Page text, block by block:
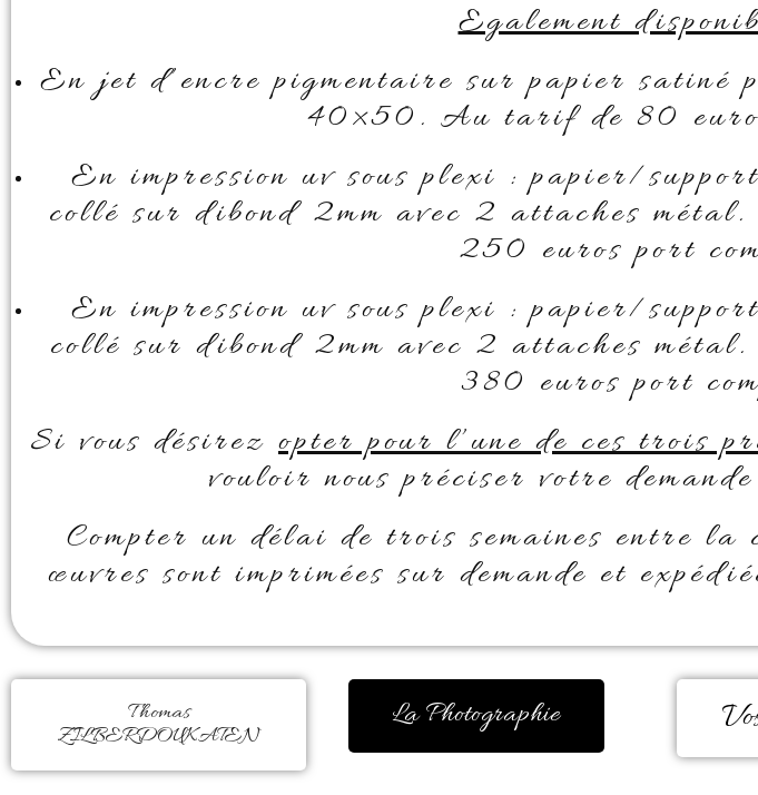
Egalement
En jet d’encre pigmentaire sur papier satiné
40×50. Au tarif de 80
En impression uv sous plexi : papier/
collé sur dibond 2mm avec 2 attaches
250 euros port
En impression uv sous plexi : papier/
collé sur dibond 2mm avec 2 attaches
380 euros port
Si vous désirez opter pour l’une de ces trois
vouloir nous préciser votre
Compter un délai de trois semaines entre la
œuvres sont imprimées sur demande et
Thomas
ZILBERDOUKATEN
La Photographie